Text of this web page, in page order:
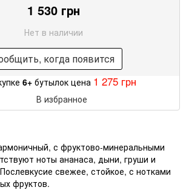
1 530 грн
Нет в наличии
когда появится
6+ бутылок цена 1 275 грн
В избранное
с фруктово-минеральными
ноты ананаса, дыни, груши и
свежее, стойкое, с нотками
фруктов.